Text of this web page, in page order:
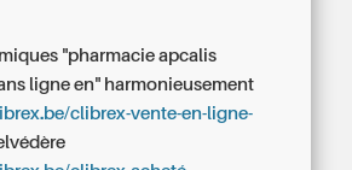
"pharmacie apcalis
ligne en" harmonieusement
clibrex-vente-en-ligne-